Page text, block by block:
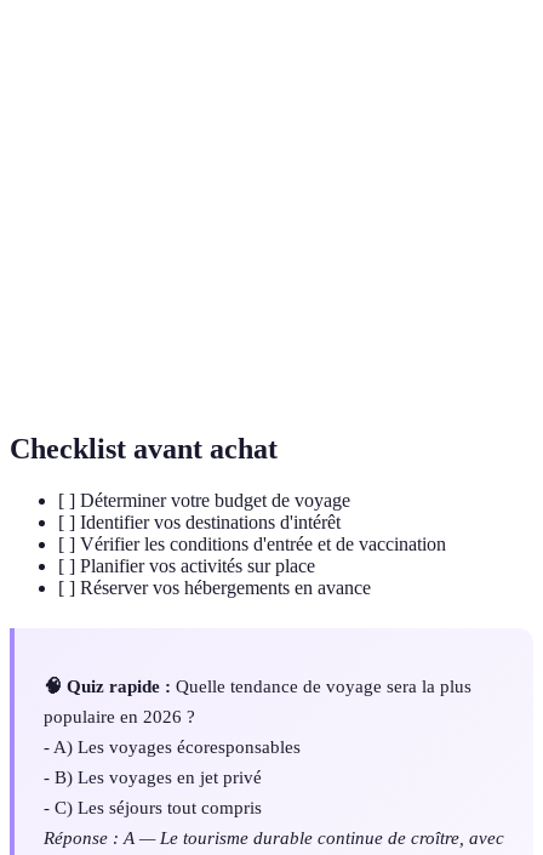
Checklist avant achat
[ ] Déterminer votre budget de voyage
[ ] Identifier vos destinations d'intérêt
[ ] Vérifier les conditions d'entrée et de vaccination
[ ] Planifier vos activités sur place
[ ] Réserver vos hébergements en avance
🧠 Quiz rapide : Quelle tendance de voyage sera la plus
populaire en 2026 ?
- A) Les voyages écoresponsables
- B) Les voyages en jet privé
- C) Les séjours tout compris
Réponse : A — Le tourisme durable continue de croître, avec